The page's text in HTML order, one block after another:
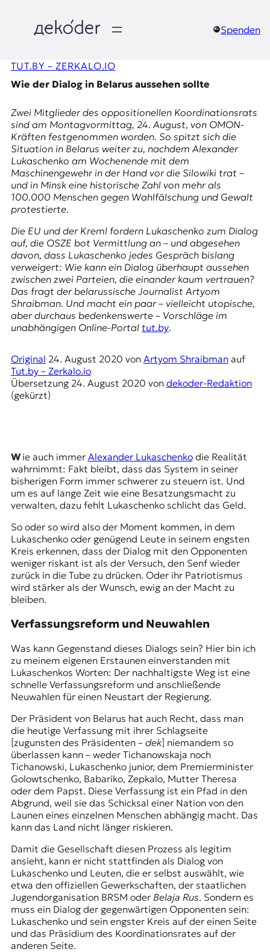
springen
e
k
o
d
e
r
|
D
E
K
O
E
R
s
e
n
J
u
r
n
a
l
s
u
u
n
d
M
e
d
e
n
k
o
m
p
e
t
e
n
z
z
u
O
s
t
e
u
Spenden
TUT.BY – ZERKALO.IO
Wie der Dialog in Belarus aussehen sollte
Zwei Mitglieder des oppositionellen Koordinationsrats
sind am Montagvormittag, 24. August, von OMON-
Kräften festgenommen worden. So spitzt sich die
Situation in Belarus weiter zu, nachdem Alexander
Lukaschenko am Wochenende mit dem
Maschinengewehr in der Hand vor die Silowiki trat –
und in Minsk eine historische Zahl von mehr als
100.000 Menschen gegen Wahlfälschung und Gewalt
protestierte.
Die EU und der Kreml fordern Lukaschenko zum Dialog
auf, die OSZE bot Vermittlung an – und abgesehen
davon, dass Lukaschenko jedes Gespräch bislang
verweigert: Wie kann ein Dialog überhaupt aussehen
zwischen zwei Parteien, die einander kaum vertrauen?
Das fragt der belarussische Journalist Artyom
Shraibman. Und macht ein paar – vielleicht utopische,
aber durchaus bedenkenswerte – Vorschläge im
unabhängigen Online-Portal tut.by.
Original 24. August 2020 von Artyom Shraibmanauf
Tut.by – Zerkalo.io
Übersetzung 24. August 2020 von dekoder-Redaktion
(gekürzt)
Wie auch immer Alexander Lukaschenkodie Realität
wahrnimmt: Fakt bleibt, dass das System in seiner
bisherigen Form immer schwerer zu steuern ist. Und
um es auf lange Zeit wie eine Besatzungsmacht zu
verwalten, dazu fehlt Lukaschenko schlicht das Geld.
So oder so wird also der Moment kommen, in dem
Lukaschenko oder genügend Leute in seinem engsten
Kreis erkennen, dass der Dialog mit den Opponenten
weniger riskant ist als der Versuch, den Senf wieder
zurück in die Tube zu drücken. Oder ihr Patriotismus
wird stärker als der Wunsch, ewig an der Macht zu
bleiben.
Verfassungsreform und Neuwahlen
Was kann Gegenstand dieses Dialogs sein? Hier bin ich
zu meinem eigenen Erstaunen einverstanden mit
Lukaschenkos Worten: Der nachhaltigste Weg ist eine
schnelle Verfassungsreform und anschließende
Neuwahlen für einen Neustart der Regierung.
Der Präsident von Belarus hat auch Recht, dass man
die heutige Verfassung mit ihrer Schlagseite
[zugunsten des Präsidenten – dek] niemandem so
überlassen kann – weder Tichanowskaja noch
Tichanowski, Lukaschenko junior, dem Premierminister
Golowtschenko, Babariko, Zepkalo, Mutter Theresa
oder dem Papst. Diese Verfassung ist ein Pfad in den
Abgrund, weil sie das Schicksal einer Nation von den
Launen eines einzelnen Menschen abhängig macht. Das
kann das Land nicht länger riskieren.
Damit die Gesellschaft diesen Prozess als legitim
ansieht, kann er nicht stattfinden als Dialog von
Lukaschenko und Leuten, die er selbst auswählt, wie
etwa den offiziellen Gewerkschaften, der staatlichen
Jugendorganisation BRSM oder Belaja Rus. Sondern es
muss ein Dialog der gegenwärtigen Opponenten sein:
Lukaschenko und sein engster Kreis auf der einen Seite
und das Präsidium des Koordinationsrates auf der
anderen Seite.